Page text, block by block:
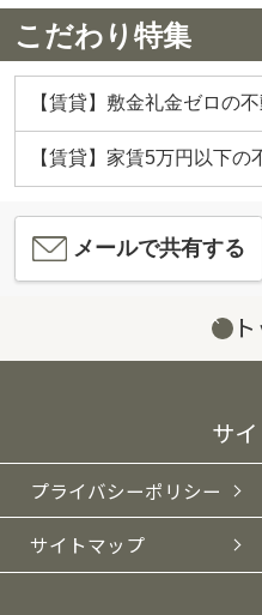
こだわり特集
【賃貸】敷金礼金ゼロの
【賃貸】家賃5万円以下の
メールで共有する
ト
サ
プライバシーポリシー
サイトマップ